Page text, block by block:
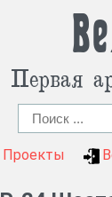
Первая
Проекты